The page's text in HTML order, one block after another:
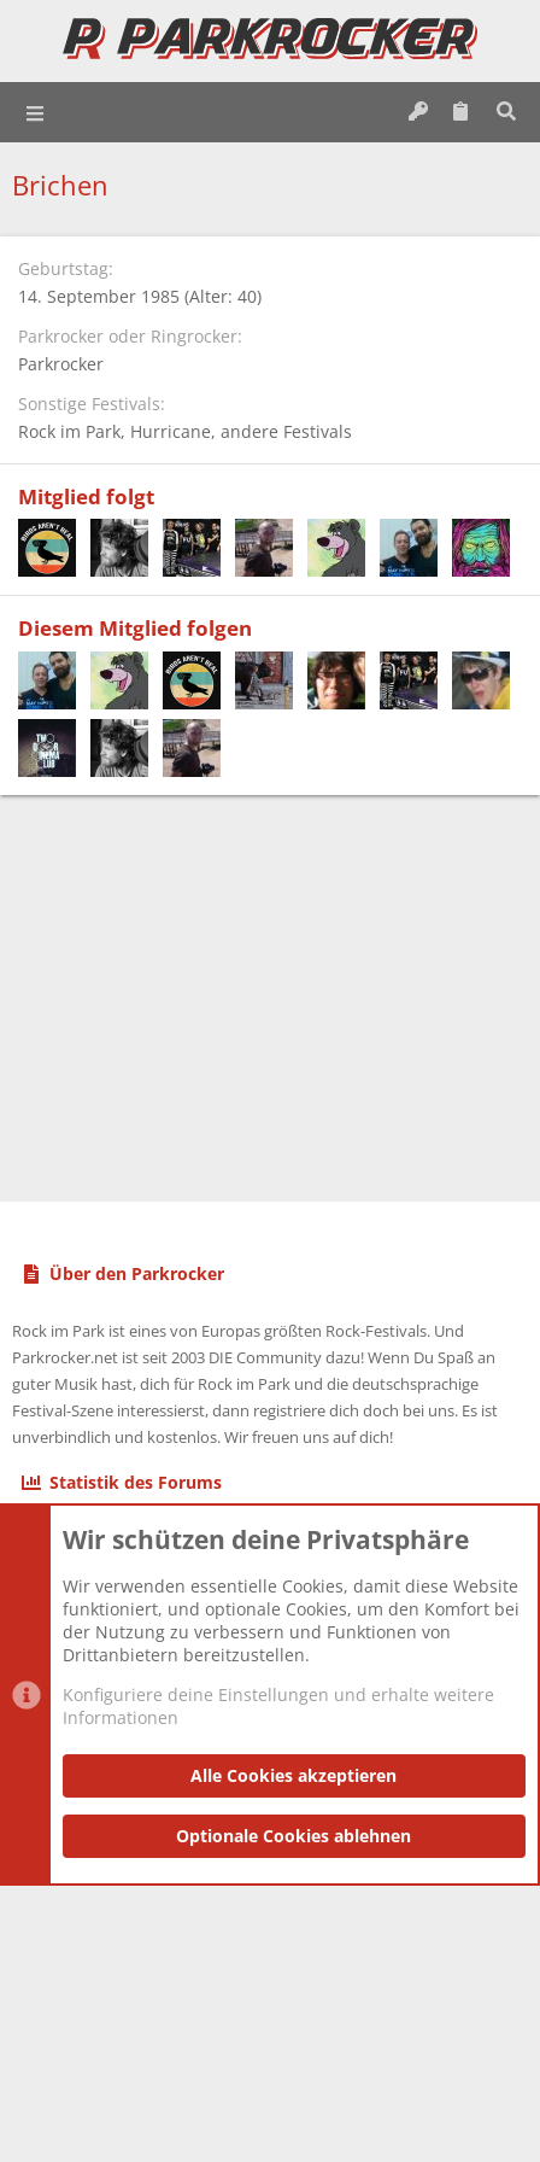
Brichen
Geburtstag
14. September 1985 (Alter: 40)
Parkrocker oder Ringrocker
Parkrocker
Sonstige Festivals
Rock im Park Hurricane andere Festivals
Mitglied folgt
Diesem Mitglied folgen
Über den Parkrocker
Rock im Park ist eines von Europas größten Rock-Festivals. Und
Parkrocker.net ist seit 2003 DIE Community dazu! Wenn Du Spaß an
guter Musik hast, dich für Rock im Park und die deutschsprachige
Festival-Szene interessierst, dann registriere dich doch bei uns. Es ist
unverbindlich und kostenlos. Wir freuen uns auf dich!
Statistik des Forums
Themen
Mitglieder
12.427
Neuestes Mitglied
Berlin
Datenschutzerklärung Impressum
Community platform by XenForo® © 2010-2025 XenForo Ltd.
and add-ons by ThemeHouse
Wir schützen deine Privatsphäre
Wir verwenden essentielle Cookies, damit diese Website
funktioniert, und optionale Cookies, um den Komfort bei
der Nutzung zu verbessern und Funktionen von
Drittanbietern bereitzustellen.
Konfiguriere deine Einstellungen und erhalte weitere
Informationen
Alle Cookies akzeptieren
Optionale Cookies ablehnen